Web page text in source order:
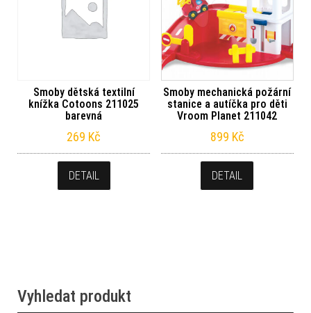
Smoby dětská textilní
knížka Cotoons 211025
barevná
269 Kč
DETAIL
Smoby mechanická požární
stanice a autíčka pro děti
Vroom Planet 211042
899 Kč
DETAIL
Vyhledat produkt